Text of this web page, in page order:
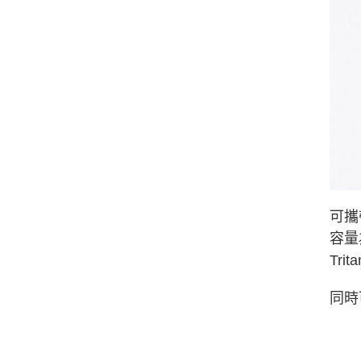
可
容
同